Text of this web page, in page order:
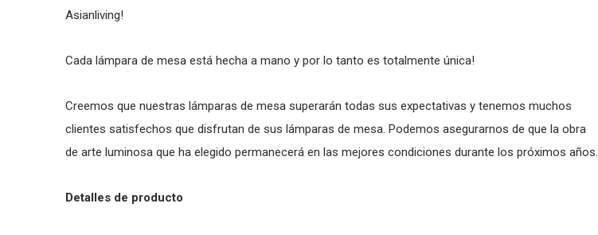
Asianliving!
Cada lámpara de mesa está hecha a mano y por lo tanto es totalmente única!
Creemos que nuestras lámparas de mesa superarán todas sus expectativas y tenemos muchos
clientes satisfechos que disfrutan de sus lámparas de mesa. Podemos asegurarnos de que la obra
de arte luminosa que ha elegido permanecerá en las mejores condiciones durante los próximos años.
Detalles de producto